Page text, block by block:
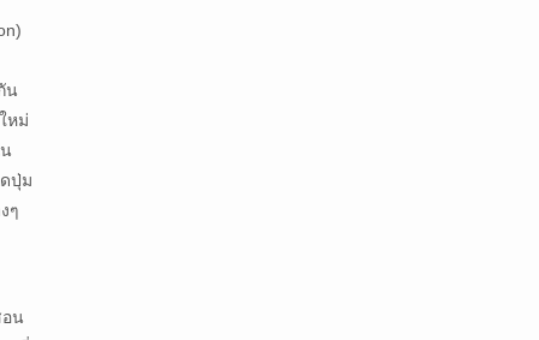
น
หม่
ปุ่ม
ๆ
น